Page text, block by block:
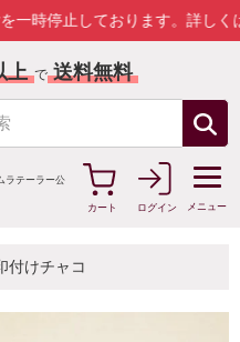
しております。詳しくはこちら
上 で 送料無料
ラテーラー公
カート
ログイン メニュー
付けチャコ